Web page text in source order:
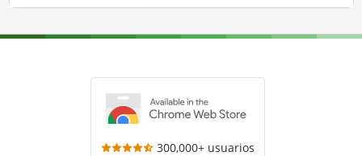
300,000+ usuarios